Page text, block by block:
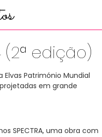
(2ª edição)
Património Mundial
em grande
SPECTRA, uma obra com